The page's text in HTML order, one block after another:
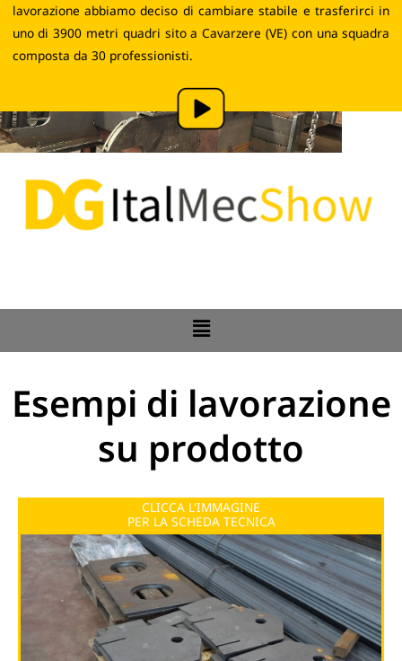
lavorazione abbiamo deciso di cambiare stabile e trasferirci in
uno di 3900 metri quadri sito a Cavarzere (VE) con una squadra
composta da 30 professionisti.
Flyout
DG
Esempi di lavorazione
su prodotto
CLICCA L'IMMAGINE
PER LA SCHEDA TECNICA